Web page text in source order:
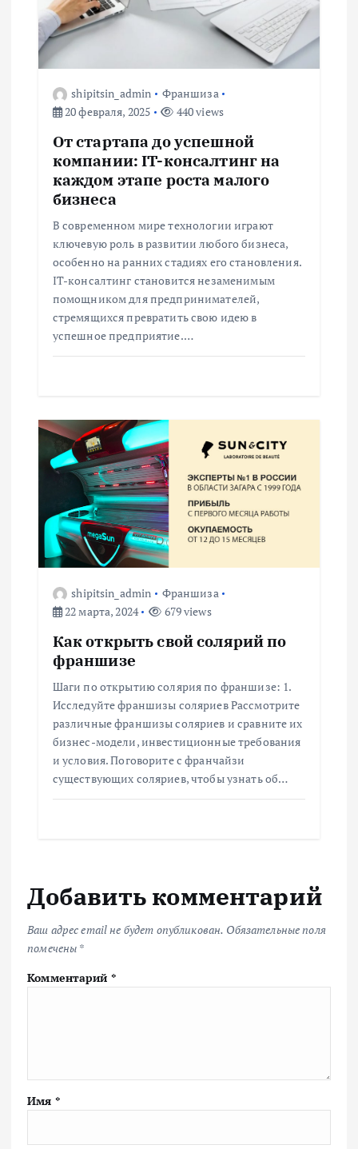
п
о
shipitsin_admin
Франшиза
20 февраля, 2025
440 views
От стартапа до успешной
компании: IT-консалтинг на
каждом этапе роста малого
бизнеса
В современном мире технологии играют
ключевую роль в развитии любого бизнеса,
особенно на ранних стадиях его становления.
IT-консалтинг становится незаменимым
помощником для предпринимателей,
стремящихся превратить свою идею в
успешное предприятие.…
shipitsin_admin
Франшиза
22 марта, 2024
679 views
Как открыть свой солярий по
франшизе
Шаги по открытию солярия по франшизе: 1.
Исследуйте франшизы соляриев Рассмотрите
различные франшизы соляриев и сравните их
бизнес-модели, инвестиционные требования
и условия. Поговорите с франчайзи
существующих соляриев, чтобы узнать об…
Добавить комментарий
Ваш адрес email не будет опубликован. Обязательные поля
помечены *
Комментарий *
Имя *